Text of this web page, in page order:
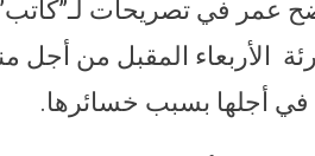
عمر في تصريحات
الأربعاء المقبل من أجل
في أجلها بسبب خسائرها.